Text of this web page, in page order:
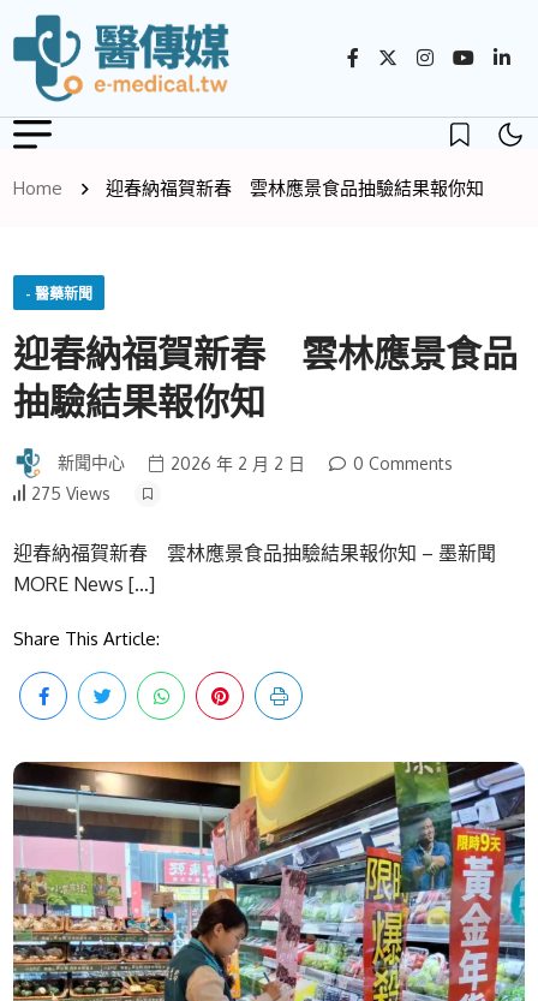
Home 迎春納福賀新春 雲林應景食品抽驗結果報你知
- 醫藥新聞
迎春納福賀新春 雲林應景食品
抽驗結果報你知
新聞中心 2026 年 2 月 2 日
0 Comments
275 Views
迎春納福賀新春 雲林應景食品抽驗結果報你知 – 墨新聞
MORE News […]
Share This Article: